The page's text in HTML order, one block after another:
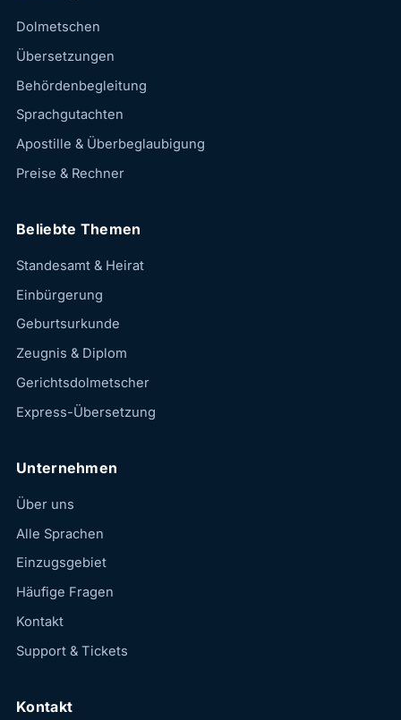
Dolmetschen
Übersetzungen
Behördenbegleitung
Sprachgutachten
Apostille & Überbeglaubigung
Preise & Rechner
Beliebte Themen
Standesamt & Heirat
Einbürgerung
Geburtsurkunde
Zeugnis & Diplom
Gerichtsdolmetscher
Express-Übersetzung
Unternehmen
Über uns
Alle Sprachen
Einzugsgebiet
Häufige Fragen
Kontakt
Support & Tickets
Kontakt